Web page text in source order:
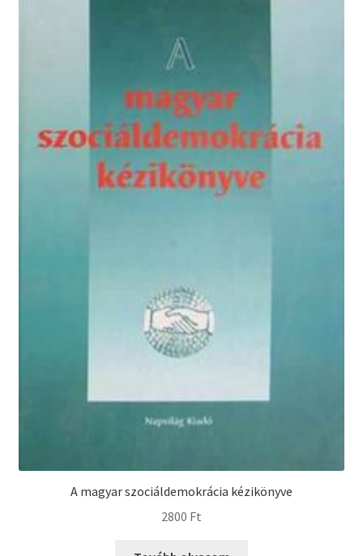
A magyar szociáldemokrácia kézikönyve
2800 Ft